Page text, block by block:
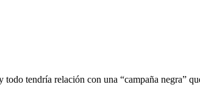
todo tendría relación con una “campaña negra”